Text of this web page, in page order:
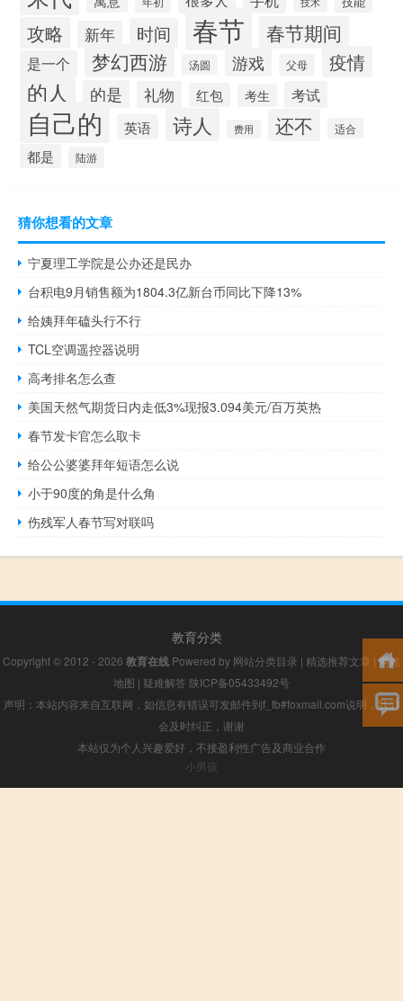
攻略 新年 时间 春节 春节期间
是一个 梦幻西游 汤圆 游戏 父母 疫情
的人 的是 礼物 红包 考生 考试
自己的 英语 诗人 费用 还不 适合
都是 陆游
猜你想看的文章
宁夏理工学院是公办还是民办
台积电9月销售额为1804.3亿新台币同比下降13%
给姨拜年磕头行不行
TCL空调遥控器说明
高考排名怎么查
美国天然气期货日内走低3%现报3.094美元/百万英热
春节发卡官怎么取卡
给公公婆婆拜年短语怎么说
小于90度的角是什么角
伤残军人春节写对联吗
教育分类
Copyright © 2012 - 2026 教育在线 Powered by 网站分类目录 | 精选推荐文章 |网站
地图 | 疑难解答 陕ICP备05433492号
声明：本站内容来自互联网，如信息有错误可发邮件到f_fb#foxmail.com说明，我们
会及时纠正，谢谢
本站仅为个人兴趣爱好，不接盈利性广告及商业合作
小男孩